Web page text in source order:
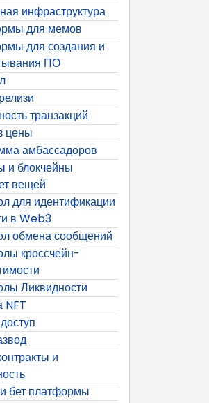
инфраструктура
для мемов
для создания и
ПО
транзакций
цены
амбассадоров
и блокчейны
вещей
для идентификации
в Web3
обмена сообщений
кроссчейн-
Ликвидности
NFT
и
бет платформы